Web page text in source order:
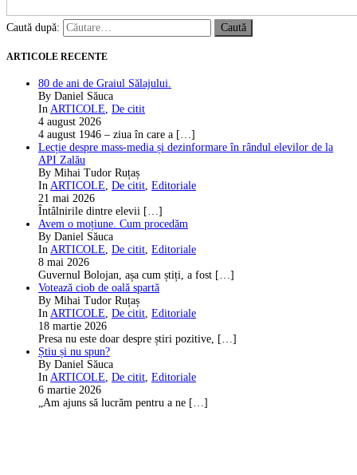
Caută după:
ARTICOLE RECENTE
80 de ani de Graiul Sălajului.
By Daniel Săuca
In ARTICOLE, De citit
4 august 2026
4 august 1946 – ziua în care a […]
Lecție despre mass-media și dezinformare în rândul elevilor de la
API Zalău
By Mihai Tudor Ruțaș
In ARTICOLE, De citit, Editoriale
21 mai 2026
Întâlnirile dintre elevii […]
Avem o moțiune. Cum procedăm
By Daniel Săuca
In ARTICOLE, De citit, Editoriale
8 mai 2026
Guvernul Bolojan, așa cum știți, a fost […]
Votează ciob de oală spartă
By Mihai Tudor Ruțaș
In ARTICOLE, De citit, Editoriale
18 martie 2026
Presa nu este doar despre știri pozitive, […]
Știu și nu spun?
By Daniel Săuca
In ARTICOLE, De citit, Editoriale
6 martie 2026
„Am ajuns să lucrăm pentru a ne […]